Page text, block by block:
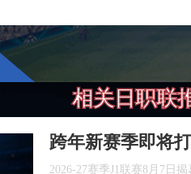
相关日职联
跨年新赛季即将
2026‑27赛季J1联赛8月7日